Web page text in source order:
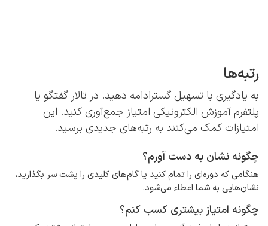
رتبه‌ها
به یادگیری با تسهیل گسترادامه دهید. در تالار گفتگو یا
پلتفرم آموزش الکترونیکی امتیاز جمع‌آوری کنید. این
امتیازات کمک می‌کنند به رتبه‌های جدیدی برسید.
چگونه نشان به دست آورم؟
هنگامی که دوره‌ای را تمام کنید یا گام‌های کلیدی را پشت سر بگذارید،
نشان‌هایی به شما اعطاء می‌شود.
چگونه امتیاز بیشتری کسب کنم؟